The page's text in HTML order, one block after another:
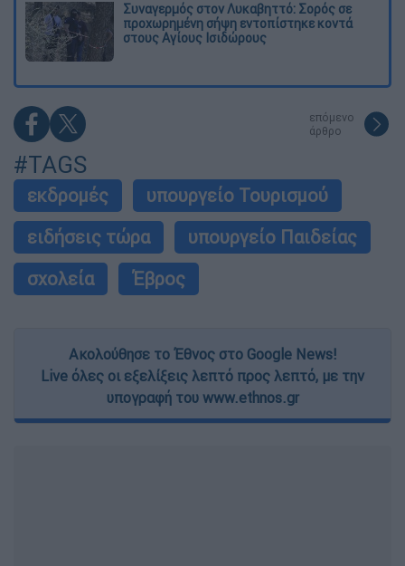
Συναγερμός στον Λυκαβηττό: Σορός σε
προχωρημένη σήψη εντοπίστηκε κοντά
στους Αγίους Ισιδώρους
επόμενο
άρθρο
#TAGS
εκδρομές
υπουργείο Τουρισμού
ειδήσεις τώρα
υπουργείο Παιδείας
σχολεία
Έβρος
Ακολούθησε το Έθνος στο Google News!
Live όλες οι εξελίξεις λεπτό προς λεπτό, με την
υπογραφή του www.ethnos.gr